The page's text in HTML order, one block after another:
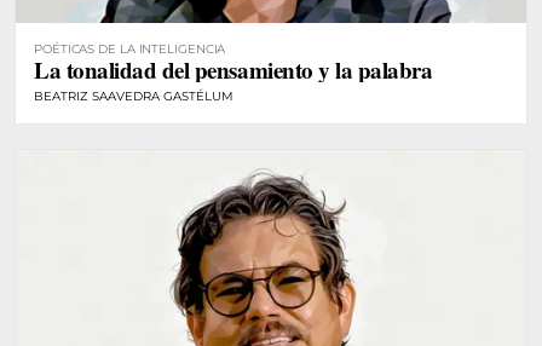
POÉTICAS DE LA INTELIGENCIA
La tonalidad del pensamiento y la palabra
BEATRIZ SAAVEDRA GASTÉLUM